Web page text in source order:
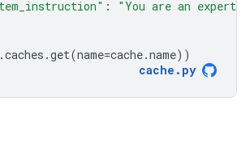
:
"You are an expert
.caches .get(name=cache.name))
cache . py